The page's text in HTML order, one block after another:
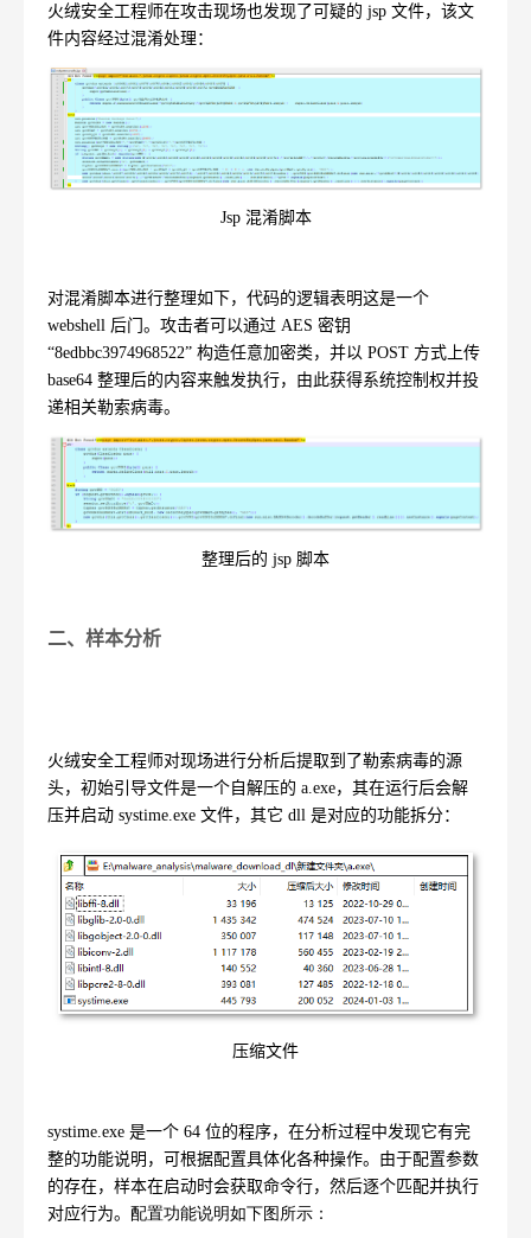
火绒安全工程师在攻击现场也发现了可疑的 jsp 文件，该文
件内容经过混淆处理：
Jsp 混淆脚本
对混淆脚本进行整理如下，代码的逻辑表明这是一个
webshell 后门。攻击者可以通过 AES 密钥
“8edbbc3974968522” 构造任意加密类，并以 POST 方式上传
base64 整理后的内容来触发执行，由此获得系统控制权并投
递相关勒索病毒。
整理后的 jsp 脚本
二、样本分析
火绒安全工程师对现场进行分析后提取到了勒索病毒的源
头，初始引导文件是一个自解压的 a.exe，其在运行后会解
压并启动 systime.exe 文件，其它 dll 是对应的功能拆分：
压缩文件
systime.exe 是一个 64 位的程序，在分析过程中发现它有完
整的功能说明，可根据配置具体化各种操作。由于配置参数
的存在，样本在启动时会获取命令行，然后逐个匹配并执行
对应行为。 配置功能说明如下图所示：